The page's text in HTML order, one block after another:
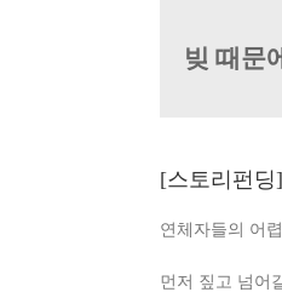
빚 때문
[스토리펀딩
연체자들의 어
먼저 짚고 넘어